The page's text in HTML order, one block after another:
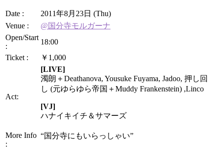
Date :
2011年8月23日 (Thu)
Venue :
@国分寺モルガーナ
Open/Start
:
18:00
Ticket :
￥1,000
Act:
[LIVE]
濁朗＋Deathanova, Yousuke Fuyama, Jadoo, 押し回
し (元ゆらゆら帝国＋Muddy Frankenstein) ,Linco
[VJ]
ハナイキイチ＆サマーズ
More Info
:
“国分寺にもいらっしゃい”